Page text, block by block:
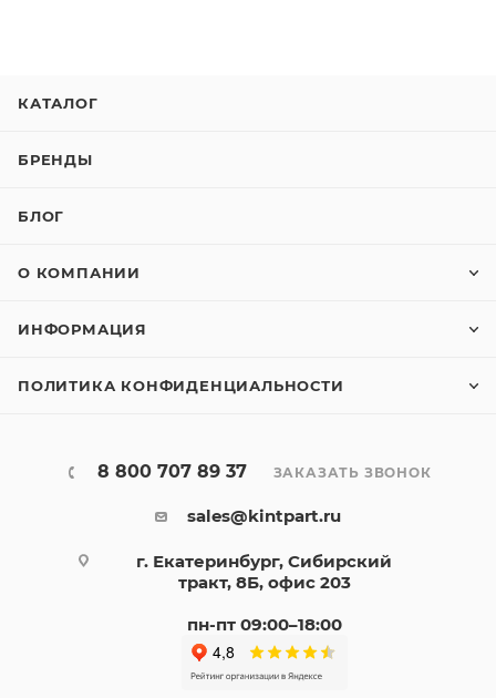
КАТАЛОГ
БРЕНДЫ
БЛОГ
О КОМПАНИИ
ИНФОРМАЦИЯ
ПОЛИТИКА КОНФИДЕНЦИАЛЬНОСТИ
8 800 707 89 37 ЗАКАЗАТЬ ЗВОНОК
sales@kintpart.ru
г. Екатеринбург, Сибирский
тракт, 8Б, офис 203
пн-пт 09:00–18:00